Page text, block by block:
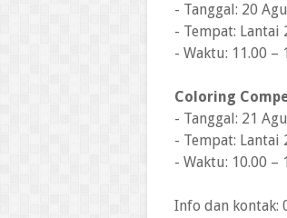
- Tanggal: 20
- Tempat: Lantai
- Waktu: 11.00 –
Coloring
- Tanggal: 21
- Tempat: Lantai
- Waktu: 10.00 –
Info dan kontak: